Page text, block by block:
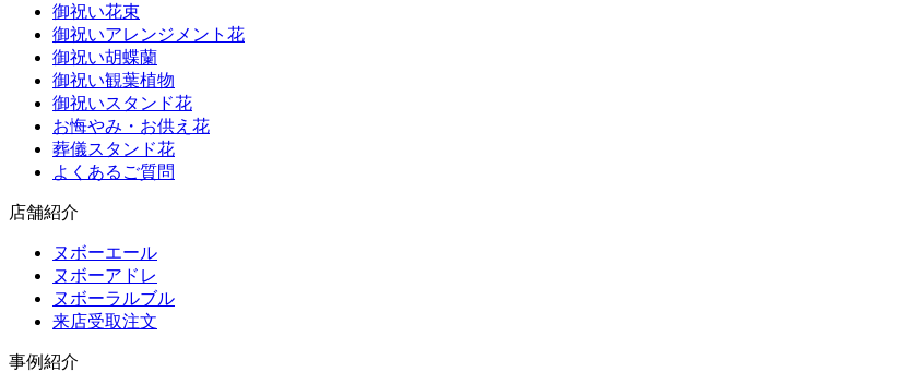
御祝い花束
御祝いアレンジメント花
御祝い胡蝶蘭
御祝い観葉植物
御祝いスタンド花
お悔やみ・お供え花
葬儀スタンド花
よくあるご質問
店舗紹介
ヌボーエール
ヌボーアドレ
ヌボーラルブル
来店受取注文
事例紹介